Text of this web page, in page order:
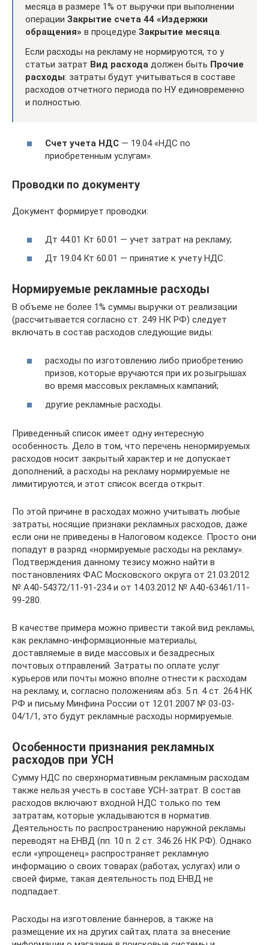
месяца в размере 1% от выручки при выполнении
операции Закрытие счета 44 «Издержки
обращения» в процедуре Закрытие месяца.
Если расходы на рекламу не нормируются, то у
статьи затрат Вид расхода должен быть Прочие
расходы: затраты будут учитываться в составе
расходов отчетного периода по НУ единовременно
и полностью.
Счет учета НДС — 19.04 «НДС по
приобретенным услугам».
Проводки по документу
Документ формирует проводки:
Дт 44.01 Кт 60.01 — учет затрат на рекламу;
Дт 19.04 Кт 60.01 — принятие к учету НДС.
Нормируемые рекламные расходы
В объеме не более 1% суммы выручки от реализации
(рассчитывается согласно ст. 249 НК РФ) следует
включать в состав расходов следующие виды:
расходы по изготовлению либо приобретению
призов, которые вручаются при их розыгрышах
во время массовых рекламных кампаний;
другие рекламные расходы.
Приведенный список имеет одну интересную
особенность. Дело в том, что перечень ненормируемых
расходов носит закрытый характер и не допускает
дополнений, а расходы на рекламу нормируемые не
лимитируются, и этот список всегда открыт.
По этой причине в расходах можно учитывать любые
затраты, носящие признаки рекламных расходов, даже
если они не приведены в Налоговом кодексе. Просто они
попадут в разряд «нормируемые расходы на рекламу».
Подтверждения данному тезису можно найти в
постановлениях ФАС Московского округа от 21.03.2012
№ А40-54372/11-91-234 и от 14.03.2012 № А40-63461/11-
99-280.
В качестве примера можно привести такой вид рекламы,
как рекламно-информационные материалы,
доставляемые в виде массовых и безадресных
почтовых отправлений. Затраты по оплате услуг
курьеров или почты можно вполне отнести к расходам
на рекламу, и, согласно положениям абз. 5 п. 4 ст. 264 НК
РФ и письму Минфина России от 12.01.2007 № 03-03-
04/1/1, это будут рекламные расходы нормируемые.
Особенности признания рекламных
расходов при УСН
Сумму НДС по сверхнормативным рекламным расходам
также нельзя учесть в составе УСН-затрат. В состав
расходов включают входной НДС только по тем
затратам, которые укладываются в норматив.
Деятельность по распространению наружной рекламы
переводят на ЕНВД (пп. 10 п. 2 ст. 346.26 НК РФ). Однако
если «упрощенец» распространяет рекламную
информацию о своих товарах (работах, услугах) или о
своей фирме, такая деятельность под ЕНВД не
подпадает.
Расходы на изготовление баннеров, а также на
размещение их на других сайтах, плата за внесение